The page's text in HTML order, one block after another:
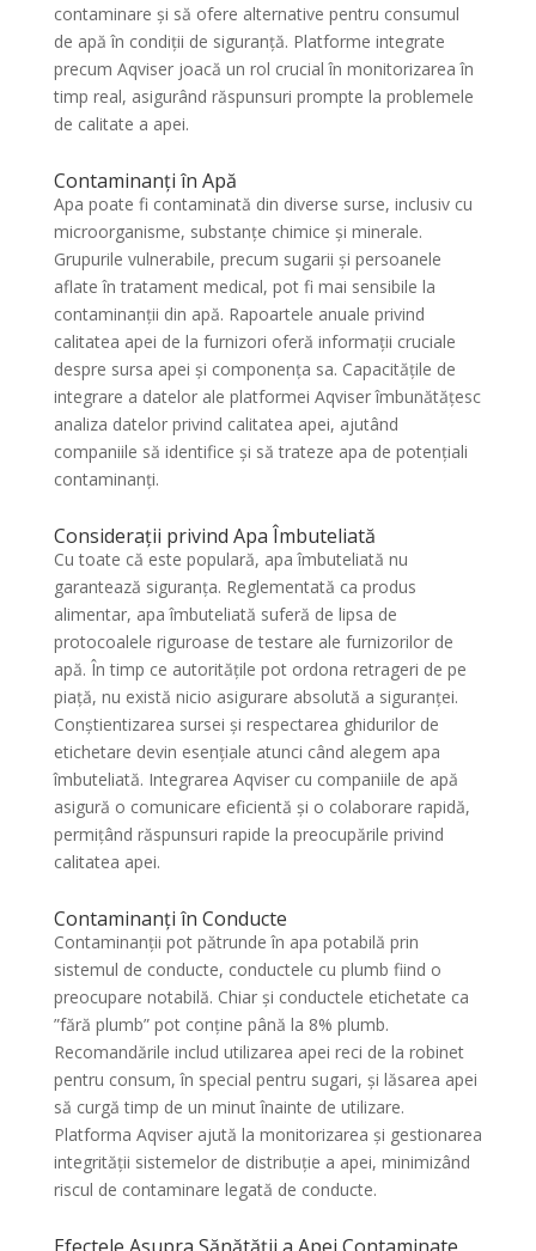
contaminare și să ofere alternative pentru consumul
de apă în condiții de siguranță. Platforme integrate
precum Aqviser joacă un rol crucial în monitorizarea în
timp real, asigurând răspunsuri prompte la problemele
de calitate a apei.
Contaminanți în Apă
Apa poate fi contaminată din diverse surse, inclusiv cu
microorganisme, substanțe chimice și minerale.
Grupurile vulnerabile, precum sugarii și persoanele
aflate în tratament medical, pot fi mai sensibile la
contaminanții din apă. Rapoartele anuale privind
calitatea apei de la furnizori oferă informații cruciale
despre sursa apei și componența sa. Capacitățile de
integrare a datelor ale platformei Aqviser îmbunătățesc
analiza datelor privind calitatea apei, ajutând
companiile să identifice și să trateze apa de potențiali
contaminanți.
Considerații privind Apa Îmbuteliată
Cu toate că este populară, apa îmbuteliată nu
garantează siguranța. Reglementată ca produs
alimentar, apa îmbuteliată suferă de lipsa de
protocoalele riguroase de testare ale furnizorilor de
apă. În timp ce autoritățile pot ordona retrageri de pe
piață, nu există nicio asigurare absolută a siguranței.
Conștientizarea sursei și respectarea ghidurilor de
etichetare devin esențiale atunci când alegem apa
îmbuteliată. Integrarea Aqviser cu companiile de apă
asigură o comunicare eficientă și o colaborare rapidă,
permițând răspunsuri rapide la preocupările privind
calitatea apei.
Contaminanți în Conducte
Contaminanții pot pătrunde în apa potabilă prin
sistemul de conducte, conductele cu plumb fiind o
preocupare notabilă. Chiar și conductele etichetate ca
”fără plumb” pot conține până la 8% plumb.
Recomandările includ utilizarea apei reci de la robinet
pentru consum, în special pentru sugari, și lăsarea apei
să curgă timp de un minut înainte de utilizare.
Platforma Aqviser ajută la monitorizarea și gestionarea
integrității sistemelor de distribuție a apei, minimizând
riscul de contaminare legată de conducte.
Efectele Asupra Sănătății a Apei Contaminate